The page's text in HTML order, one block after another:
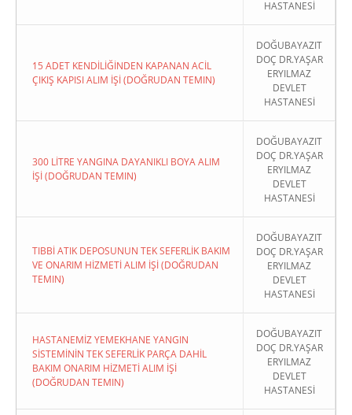
HASTANESİ
15 ADET KENDİLİĞİNDEN KAPANAN ACİL
ÇIKIŞ KAPISI ALIM İŞİ (DOĞRUDAN TEMIN)
DOĞUBAYAZIT
DOÇ DR.YAŞAR
ERYILMAZ
DEVLET
HASTANESİ
300 LİTRE YANGINA DAYANIKLI BOYA ALIM
İŞİ (DOĞRUDAN TEMIN)
DOĞUBAYAZIT
DOÇ DR.YAŞAR
ERYILMAZ
DEVLET
HASTANESİ
TIBBİ ATIK DEPOSUNUN TEK SEFERLİK BAKIM
VE ONARIM HİZMETİ ALIM İŞİ (DOĞRUDAN
TEMIN)
DOĞUBAYAZIT
DOÇ DR.YAŞAR
ERYILMAZ
DEVLET
HASTANESİ
HASTANEMİZ YEMEKHANE YANGIN
SİSTEMİNİN TEK SEFERLİK PARÇA DAHİL
BAKIM ONARIM HİZMETİ ALIM İŞİ
(DOĞRUDAN TEMIN)
DOĞUBAYAZIT
DOÇ DR.YAŞAR
ERYILMAZ
DEVLET
HASTANESİ